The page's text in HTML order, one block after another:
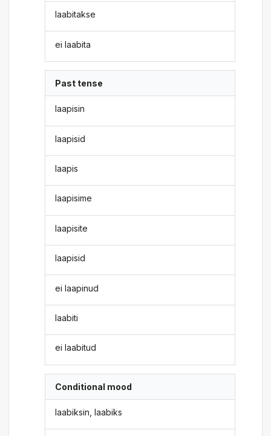
laabitakse
ei laabita
Past tense
laapisin
laapisid
laapis
laapisime
laapisite
laapisid
ei laapinud
laabiti
ei laabitud
Conditional mood
laabiksin, laabiks